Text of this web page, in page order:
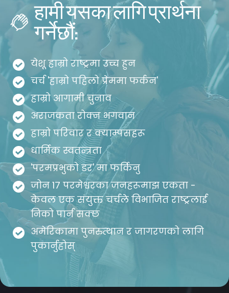
हामी यसका लागि प्रार्थना
गर्नेछौं:
येशू हाम्रो राष्ट्रमा उच्च हुन
चर्च 'हाम्रो पहिलो प्रेममा फर्कन'
हाम्रो आगामी चुनाव
अराजकता रोक्न भगवान
हाम्रो परिवार र क्याम्पसहरू
धार्मिक स्वतन्त्रता
'परमप्रभुको डर' मा फर्किनु
जोन 17 परमेश्वरका जनहरूमाझ एकता -
केवल एक संयुक्त चर्चले विभाजित राष्ट्रलाई
निको पार्न सक्छ
अमेरिकामा पुनरुत्थान र जागरणको लागि
पुकार्नुहोस्